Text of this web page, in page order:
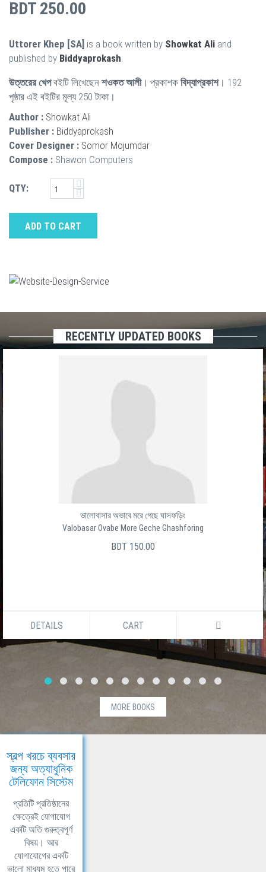
BDT 250.00
Uttorer Khep [SA] is a book written by Showkat Ali and
published by Biddyaprokash
উত্তরের খেপবইটি লিখেছেন শওকত আলী। প্রকাশক বিদ্যাপ্রকাশ। 192
পৃষ্ঠার এই বইটির মূল্য 250 টাকা।
Author : Showkat Ali
Publisher : Biddyaprokash
Cover Designer : Somor Mojumdar
Compose : Shawon Computers
QTY:
ADD TO CART
RECENTLY UPDATED BOOKS
ভালোবাসার অভাবে মরে গেছে ঘাসফড়িং
Valobasar Ovabe More Geche Ghashforing
BDT 150.00
DETAILS CART
MORE BOOKS
স্বল্প খরচে ব্যবসার
জন্য অত্যাধুনিক
টেলিফোন সিস্টেম
প্রতিটি প্রতিষ্ঠানের
ক্ষেত্রেই যোগাযোগ
একটি অতি গুরুত্বপূর্ণ
বিষয়। আর
যোগাযোগের একটি
ভালো মাধ্যম হতে পারে